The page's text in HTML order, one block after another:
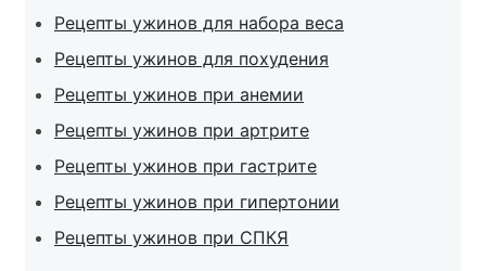
Рецепты ужинов для набора веса
Рецепты ужинов для похудения
Рецепты ужинов при анемии
Рецепты ужинов при артрите
Рецепты ужинов при гастрите
Рецепты ужинов при гипертонии
Рецепты ужинов при СПКЯ